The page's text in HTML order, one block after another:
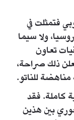
فتمثلت في
ولا سيما
تعاون
ذلك صراحة،
مناهضة للناتو.
كاملة. فقد
بين هذين